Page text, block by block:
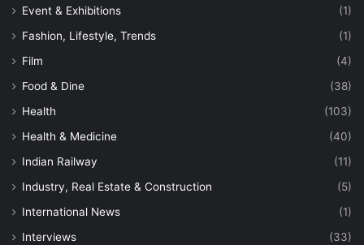
Event & Exhibitions
(1)
Fashion, Lifestyle, Trends
(1)
Film
(4)
Food & Dine
(38)
Health
(103)
Health & Medicine
(40)
Indian Railway
(11)
Industry, Real Estate & Construction
(5)
International News
(1)
Interviews
(33)